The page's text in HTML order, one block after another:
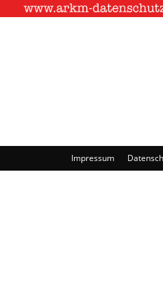
Impressum